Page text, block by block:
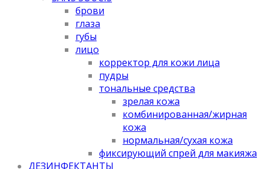
брови
глаза
губы
лицо
корректор для кожи лица
пудры
тональные средства
зрелая кожа
комбинированная/жирная
кожа
нормальная/cухая кожа
фиксирующий спрей для макияжа
ДЕЗИНФЕКТАНТЫ